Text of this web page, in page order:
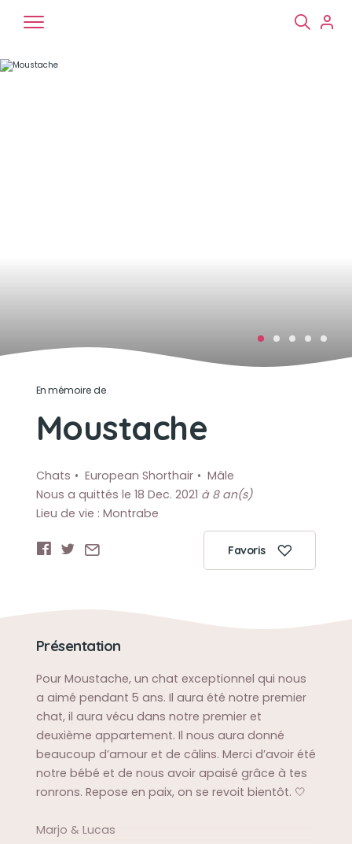
En mémoire de
Moustache
Chats European Shorthair
Mâle
Nous a quittés le 18 Dec. 2021 à 8 an(s)
Lieu de vie : Montrabe
Favoris
Présentation
Pour Moustache, un chat exceptionnel qui nous
a aimé pendant 5 ans. Il aura été notre premier
chat, il aura vécu dans notre premier et
deuxième appartement. Il nous aura donné
beaucoup d’amour et de câlins. Merci d’avoir été
notre bébé et de nous avoir apaisé grâce à tes
ronrons. Repose en paix, on se revoit bientôt. 🤍
Marjo & Lucas